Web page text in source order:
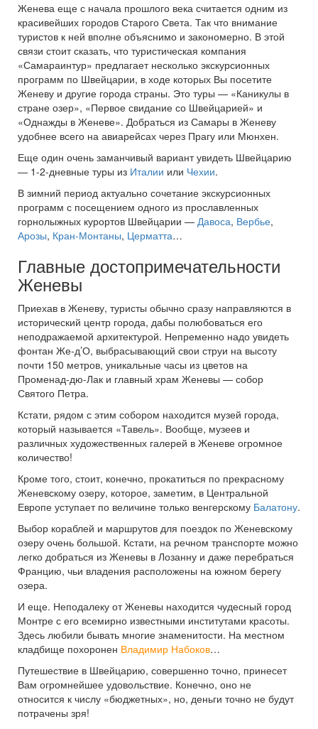
Женева еще с начала прошлого века считается одним из
красивейших городов Старого Света. Так что внимание
туристов к ней вполне объяснимо и закономерно. В этой
связи стоит сказать, что туристическая компания
«Самараинтур» предлагает несколько экскурсионных
программ по Швейцарии, в ходе которых Вы посетите
Женеву и другие города страны. Это туры — «Каникулы в
стране озер», «Первое свидание со Швейцарией» и
«Однажды в Женеве». Добраться из Самары в Женеву
удобнее всего на авиарейсах через Прагу или Мюнхен.
Еще один очень заманчивый вариант увидеть Швейцарию
— 1-2-дневные туры из Италии или Чехии.
В зимний период актуально сочетание экскурсионных
программ с посещением одного из прославленных
горнолыжных курортов Швейцарии — Давоса, Вербье,
Арозы, Кран-Монтаны, Церматта…
Главные достопримечательности
Женевы
Приехав в Женеву, туристы обычно сразу направляются в
исторический центр города, дабы полюбоваться его
неподражаемой архитектурой. Непременно надо увидеть
фонтан Же-д’О, выбрасывающий свои струи на высоту
почти 150 метров, уникальные часы из цветов на
Променад-дю-Лак и главный храм Женевы — собор
Святого Петра.
Кстати, рядом с этим собором находится музей города,
который называется «Тавель». Вообще, музеев и
различных художественных галерей в Женеве огромное
количество!
Кроме того, стоит, конечно, прокатиться по прекрасному
Женевскому озеру, которое, заметим, в Центральной
Европе уступает по величине только венгерскому Балатону.
Выбор кораблей и маршрутов для поездок по Женевскому
озеру очень большой. Кстати, на речном транспорте можно
легко добраться из Женевы в Лозанну и даже перебраться
Францию, чьи владения расположены на южном берегу
озера.
И еще. Неподалеку от Женевы находится чудесный город
Монтре с его всемирно известными институтами красоты.
Здесь любили бывать многие знаменитости. На местном
кладбище похоронен Владимир Набоков…
Путешествие в Швейцарию, совершенно точно, принесет
Вам огромнейшее удовольствие. Конечно, оно не
относится к числу «бюджетных», но, деньги точно не будут
потрачены зря!